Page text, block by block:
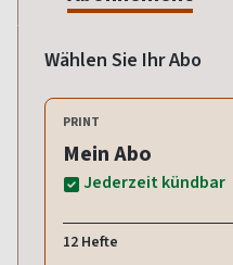
Wählen Sie Ihr Abo
PRINT
Mein Abo
Jederzeit kündbar
12 Hefte